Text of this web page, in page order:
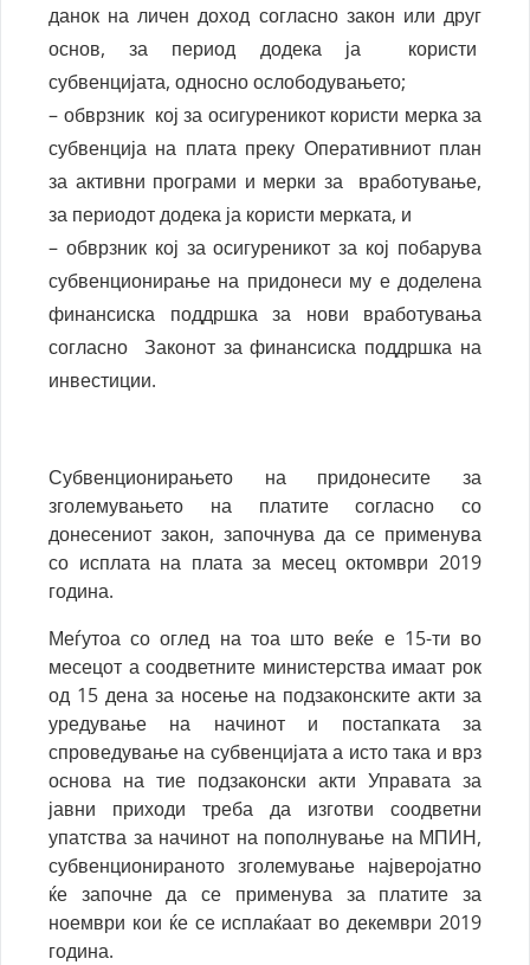
данок на личен доход согласно закон или друг
основ, за период додека ја користи
субвенцијата, односно ослободувањето;
– обврзник кој за осигуреникот користи мерка за
субвенција на плата преку Оперативниот план
за активни програми и мерки за вработување,
за периодот додека ја користи мерката, и
– обврзник кој за осигуреникот за кој побарува
субвенционирање на придонеси му е доделена
финансиска поддршка за нови вработувања
согласно Законот за финансиска поддршка на
инвестиции.
Субвенционирањето на придонесите за
зголемувањето на платите согласно со
донесениот закон, започнува да се применува
со исплата на плата за месец октомври 2019
година.
Меѓутоа со оглед на тоа што веќе е 15-ти во
месецот а соодветните министерства имаат рок
од 15 дена за носење на подзаконските акти за
уредување на начинот и постапката за
спроведување на субвенцијата а исто така и врз
основа на тие подзаконски акти Управата за
јавни приходи треба да изготви соодветни
упатства за начинот на пополнување на МПИН,
субвенционираното зголемување најверојатно
ќе започне да се применува за платите за
ноември кои ќе се исплаќаат во декември 2019
година.